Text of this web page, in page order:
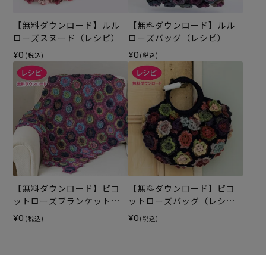
【無料ダウンロード】ルル
ローズスヌード（レシピ）
¥0 (税込)
【無料ダウンロード】ルル
ローズバッグ（レシピ）
¥0 (税込)
【無料ダウンロード】ピコ
ットローズブランケット
（レシピ）
¥0 (税込)
【無料ダウンロード】ピコ
ットローズバッグ（レシ
ピ）
¥0 (税込)